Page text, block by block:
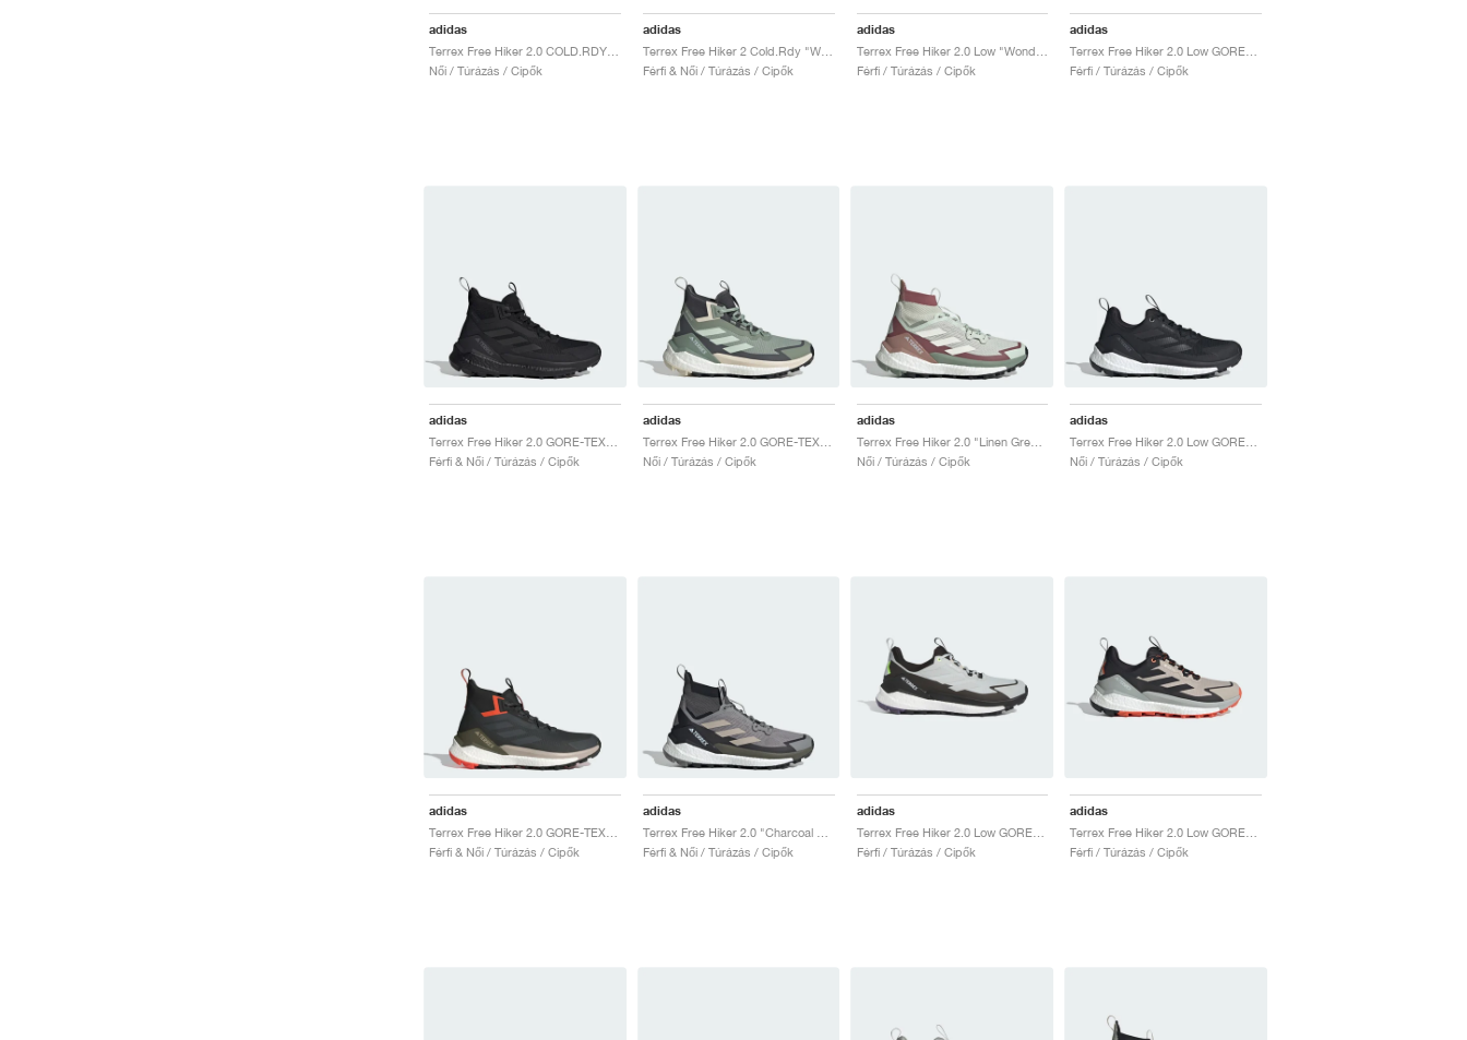
adidas
Női / Túrázás / Cipők
adidas
Terrex Free Hiker 2 Cold.Rdy "Wonder Beige & Core Black"
Férfi & Női / Túrázás / Cipők
adidas
Férfi / Túrázás / Cipők
adidas
Férfi / Túrázás / Cipők
adidas
Férfi & Női / Túrázás / Cipők
adidas
Terrex Free Hiker 2.0 GORE-TEX "Silver Green & Grey Six"
Női / Túrázás / Cipők
adidas
Terrex Free Hiker 2.0 "Linen Green & Off White"
Női / Túrázás / Cipők
adidas
Női / Túrázás / Cipők
adidas
Férfi & Női / Túrázás / Cipők
adidas
Férfi & Női / Túrázás / Cipők
adidas
Terrex Free Hiker 2.0 Low GORE-TEX "Wonder Silver"
Férfi / Túrázás / Cipők
adidas
Férfi / Túrázás / Cipők